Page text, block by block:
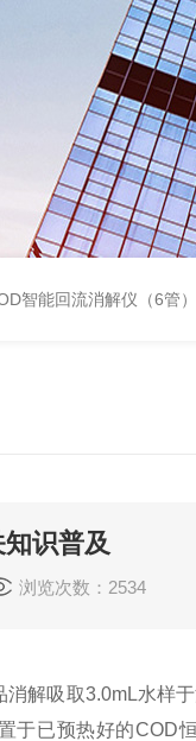
智能回流消解仪（6管）
识普及
浏览次数：2534
解吸取3.0mL水样
于已预热好的COD